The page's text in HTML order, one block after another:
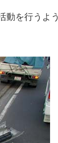
動を行うよ